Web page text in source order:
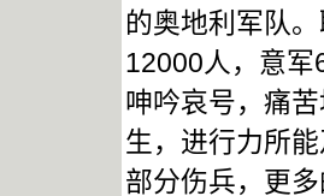
的奥地利军队
12000人，意
呻吟哀号，痛
生，进行力所
部分伤兵，更